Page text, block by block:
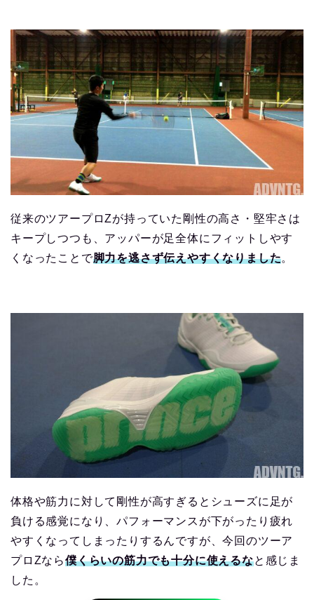
従来のツアープロZが持っていた剛性の高さ・堅牢さは
キープしつつも、アッパーが足全体にフィットしやす
くなったことで脚力を逃さず伝えやすくなりました。
体格や筋力に対して剛性が高すぎるとシューズに足が
負ける感覚になり、パフォーマンスが下がったり疲れ
やすくなってしまったりするんですが、今回のツーア
プロZなら僕くらいの筋力でも十分に使えるなと感じま
した。